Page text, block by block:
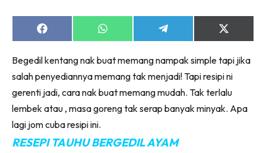
Share
on
Share
on
Share
on
Share
on
(Twitter)
Begedil kentang nak buat memang nampak simple tapi jika
salah penyediannya memang tak menjadi! Tapi resipi ni
gerenti jadi, cara nak buat memang mudah. Tak terlalu
lembek atau , masa goreng tak serap banyak minyak. Apa
lagi jom cuba resipi ini.
RESEPI TAUHU BERGEDIL AYAM